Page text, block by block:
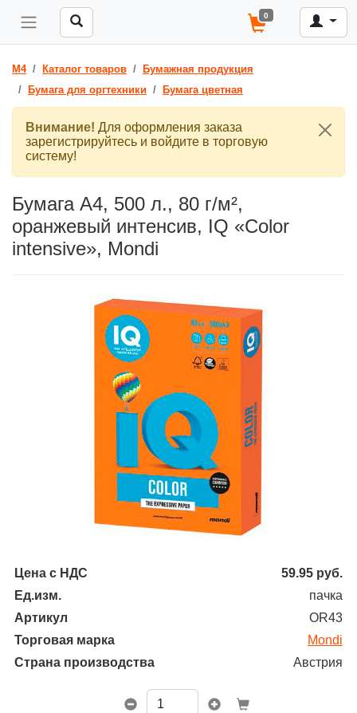
0
M4 Каталог товаров
Бумажная продукция
Бумага для оргтехники
Бумага цветная
Внимание! Для оформления заказа
зарегистрируйтесь и войдите в торговую
систему!
Бумага A4, 500 л., 80 г/м²,
оранжевый интенсив, IQ «Color
intensive», Mondi
Цена с НДС 59.95 руб.
Ед.изм.
пачка
Артикул
OR43
Торговая марка
Mondi
Страна производства
Австрия